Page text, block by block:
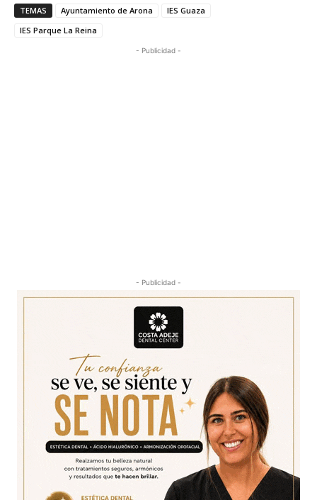
TEMAS Ayuntamiento de Arona
IES Guaza
IES Parque La Reina
- Publicidad -
- Publicidad -